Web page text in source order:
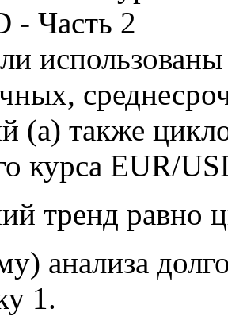
(а) также
курса EUR/
тренд равно
анализа
1.